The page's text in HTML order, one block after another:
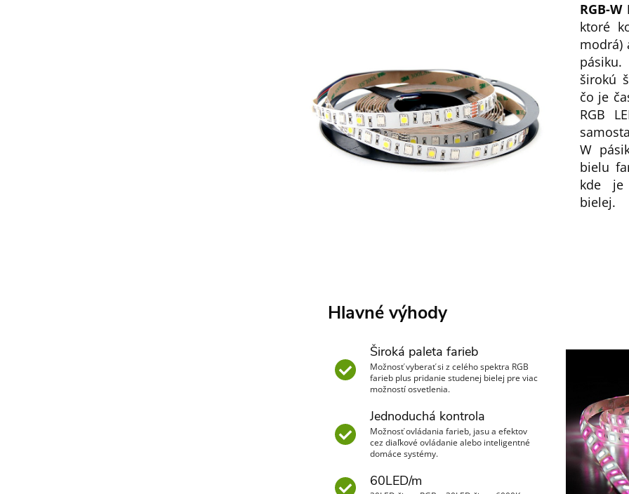
RGB-
ktoré
modrá)
širokú
čo je
RGB
W
bielu
kde je
bielej.
Hlavné výhody
Široká paleta farieb
Možnosť vyberať si z celého spektra RGB
farieb plus pridanie studenej bielej pre viac
možností osvetlenia.
Jednoduchá kontrola
Možnosť ovládania farieb, jasu a efektov
cez diaľkové ovládanie alebo inteligentné
domáce systémy.
60LED/m